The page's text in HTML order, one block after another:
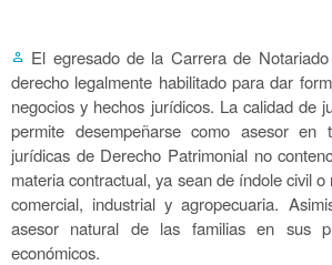
person El egresado de la Carrera de
derecho legalmente habilitado para dar
negocios y hechos jurídicos. La calidad de
permite desempeñarse como asesor en
jurídicas de Derecho Patrimonial no
materia contractual, ya sean de índole civil
comercial, industrial y agropecuaria.
asesor natural de las familias en sus
económicos.